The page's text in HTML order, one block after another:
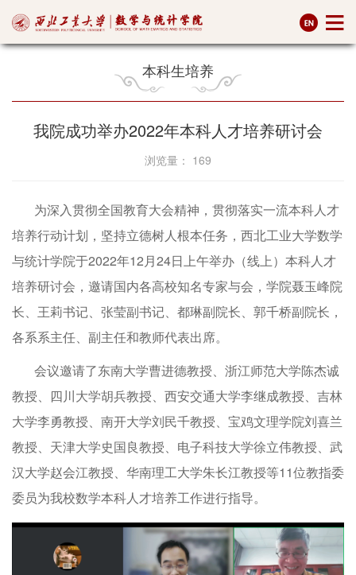
本科生培养
我院成功举办2022年本科人才培养研讨会
浏览量： 169
为深入贯彻全国教育大会精神，贯彻落实一流本科人才
培养行动计划，坚持立德树人根本任务，西北工业大学数学
与统计学院于2022年12月24日上午举办（线上）本科人才
培养研讨会，邀请国内各高校知名专家与会，学院聂玉峰院
长、王莉书记、张莹副书记、都琳副院长、郭千桥副院长，
各系系主任、副主任和教师代表出席。
会议邀请了东南大学曹进德教授、浙江师范大学陈杰诚
教授、四川大学胡兵教授、西安交通大学李继成教授、吉林
大学李勇教授、南开大学刘民千教授、宝鸡文理学院刘喜兰
教授、天津大学史国良教授、电子科技大学徐立伟教授、武
汉大学赵会江教授、华南理工大学朱长江教授等11位教指委
委员为我校数学本科人才培养工作进行指导。